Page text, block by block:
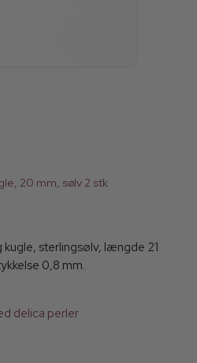
20 mm, sølv 2 stk
sterlingsølv, længde 21
0,8 mm.
delica perler